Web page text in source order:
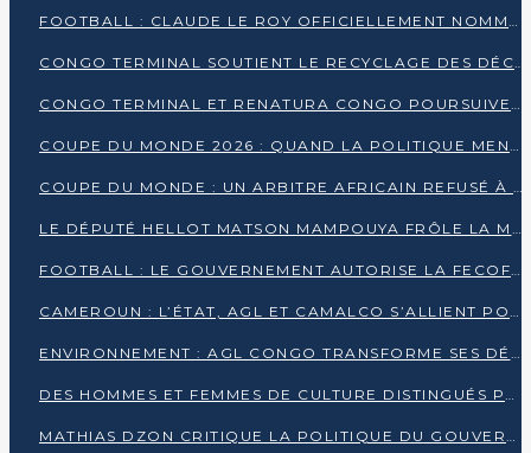
FOOTBALL : CLAUDE LE ROY OFFICIELLEMENT NOMMÉ SÉLECTIONNEUR DU CONGO
CONGO TERMINAL SOUTIENT LE RECYCLAGE DES DÉCHETS PLASTIQUES À POINTE-NOIRE
CONGO TERMINAL ET RENATURA CONGO POURSUIVENT LEUR COMBAT POUR LA BIODIVERSITÉ
COUPE DU MONDE 2026 : QUAND LA POLITIQUE MENACE L’UNIVERSALITÉ DU FOOTBALL
COUPE DU MONDE : UN ARBITRE AFRICAIN REFUSÉ À L’ENTRÉE DES ÉTATS-UNIS
LE DÉPUTÉ HELLOT MATSON MAMPOUYA FRÔLE LA MORT LORS D’UNE EMBUSCADE DZNS LE POOL
FOOTBALL : LE GOUVERNEMENT AUTORISE LA FECOFOOT À OCCUPER LES COMPLEXES SPORTIFS
CAMEROUN : L’ÉTAT, AGL ET CAMALCO S’ALLIENT POUR UN MÉGA-PROJET FERROVIAIRE
ENVIRONNEMENT : AGL CONGO TRANSFORME SES DÉCHETS EN OUTILS DE FORMATION
DES HOMMES ET FEMMES DE CULTURE DISTINGUÉS POUR LEUR ENGAGEMENT PAR BANTOU CULTURE
MATHIAS DZON CRITIQUE LA POLITIQUE DU GOUVERNEMENT ET ALERTE SUR LA DETTE DU CONGO